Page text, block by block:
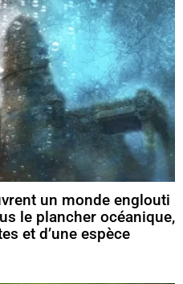
un monde englouti
le plancher océanique,
et d’une espèce